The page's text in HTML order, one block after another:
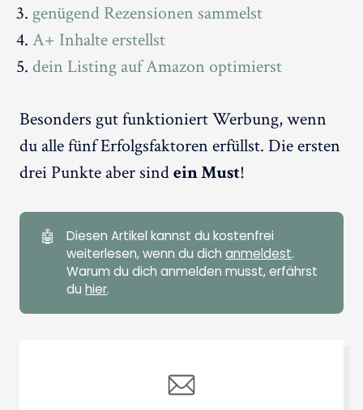
genügend Rezensionen sammelst
A+ Inhalte erstellst
dein Listing auf Amazon optimierst
Besonders gut funktioniert Werbung, wenn
du alle fünf Erfolgsfaktoren erfüllst. Die ersten
drei Punkte aber sindein Must!
🤖
Diesen Artikel kannst du kostenfrei
weiterlesen, wenn du dichanmeldest.
Warum du dich anmelden musst, erfährst
duhier.